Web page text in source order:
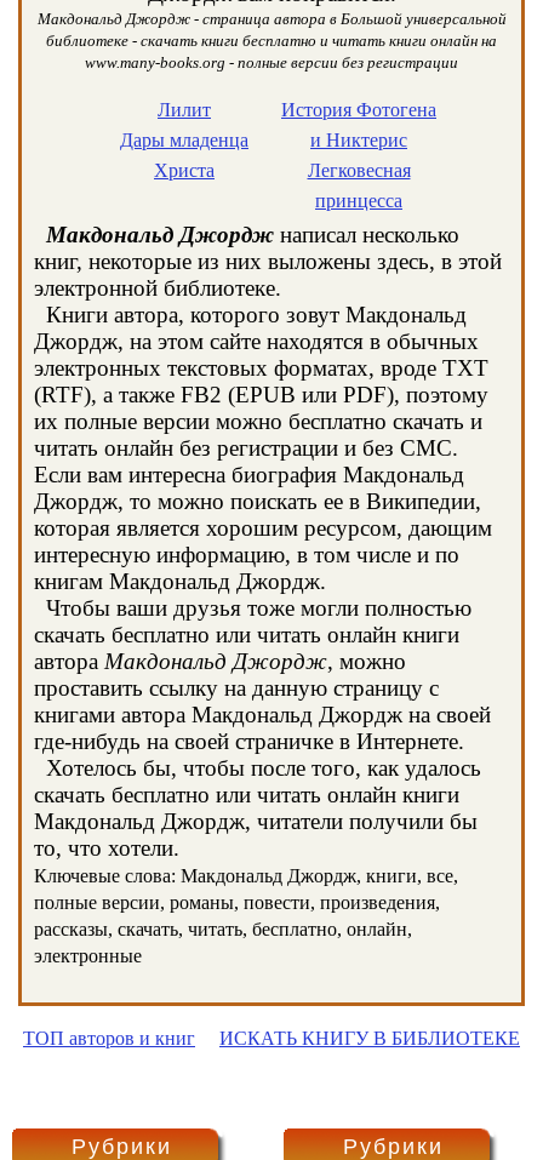
Макдональд Джордж - страница автора в Большой универсальной
библиотеке - скачать книги бесплатно и читать книги онлайн на
www.many-books.org - полные версии без регистрации
Лилит
Дары младенца
Христа
История Фотогена
и Никтерис
Легковесная
принцесса
Макдональд Джордж написал несколько
книг, некоторые из них выложены здесь, в этой
электронной библиотеке.
Книги автора, которого зовут Макдональд
Джордж, на этом сайте находятся в обычных
электронных текстовых форматах, вроде TXT
(RTF), а также FB2 (EPUB или PDF), поэтому
их полные версии можно бесплатно скачать и
читать онлайн без регистрации и без СМС.
Если вам интересна биография Макдональд
Джордж, то можно поискать ее в Википедии,
которая является хорошим ресурсом, дающим
интересную информацию, в том числе и по
книгам Макдональд Джордж.
Чтобы ваши друзья тоже могли полностью
скачать бесплатно или читать онлайн книги
автора Макдональд Джордж, можно
проставить ссылку на данную страницу с
книгами автора Макдональд Джордж на своей
где-нибудь на своей страничке в Интернете.
Хотелось бы, чтобы после того, как удалось
скачать бесплатно или читать онлайн книги
Макдональд Джордж, читатели получили бы
то, что хотели.
Ключевые слова: Макдональд Джордж, книги, все,
полные версии, романы, повести, произведения,
рассказы, скачать, читать, бесплатно, онлайн,
электронные
ТОП авторов и книг ИСКАТЬ КНИГУ В БИБЛИОТЕКЕ
Рубрики Рубрики